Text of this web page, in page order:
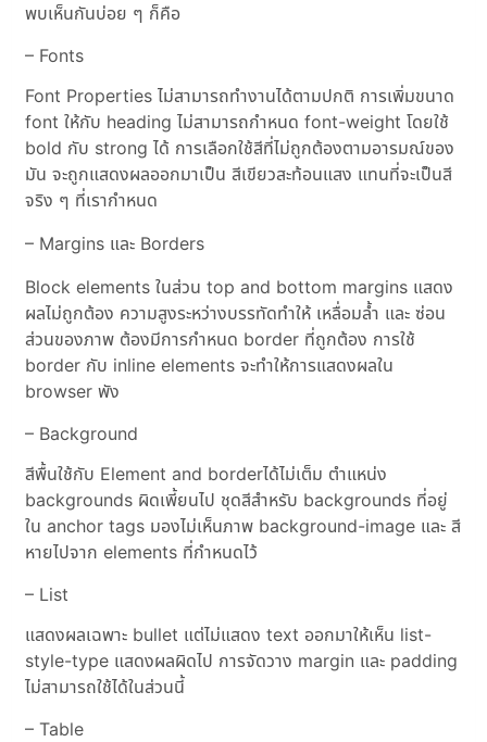
พบเห็นกันบ่อย ๆ ก็คือ
– Fonts
Font Properties ไม่สามารถทำงานได้ตามปกติ การเพิ่มขนาด
font ให้กับ heading ไม่สามารถกำหนด font-weight โดยใช้
bold กับ strong ได้ การเลือกใช้สีที่ไม่ถูกต้องตามอารมณ์ของ
มัน จะถูกแสดงผลออกมาเป็น สีเขียวสะท้อนแสง แทนที่จะเป็นสี
จริง ๆ ที่เรากำหนด
– Margins และ Borders
Block elements ในส่วน top and bottom margins แสดง
ผลไม่ถูกต้อง ความสูงระหว่างบรรทัดทำให้ เหลื่อมล้ำ และ ซ่อน
ส่วนของภาพ ต้องมีการกำหนด border ที่ถูกต้อง การใช้
border กับ inline elements จะทำให้การแสดงผลใน
browser พัง
– Background
สีพื้นใช้กับ Element and borderได้ไม่เต็ม ตำแหน่ง
backgrounds ผิดเพี้ยนไป ชุดสีสำหรับ backgrounds ที่อยู่
ใน anchor tags มองไม่เห็นภาพ background-image และ สี
หายไปจาก elements ที่กำหนดไว้
– List
แสดงผลเฉพาะ bullet แต่ไม่แสดง text ออกมาให้เห็น list-
style-type แสดงผลผิดไป การจัดวาง margin และ padding
ไม่สามารถใช้ได้ในส่วนนี้
– Table